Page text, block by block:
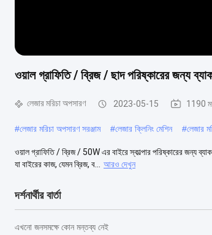
ওয়াল গ্রাফিতি / ব্রিজ / ছাদ পরিষ্কারের জন্য
লেজার মরিচা অপসারণ 2023-05-15 1190
#লেজার মরিচা অপসারণ সরঞ্জাম #লেজার ক্লিনিং মেশিন #লেজার
ওয়াল গ্রাফিতি / ব্রিজ / 50W এর বাইরে স্কাল্পার পরিষ্কারের জন্য
যা বাইরের কাজ, যেমন ব্রিজ, ব...
আরও দেখুন
দর্শনার্থীর বার্তা
এখনো জনসমক্ষে কোন মন্তব্য নেই